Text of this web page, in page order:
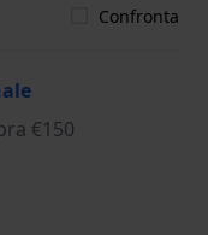
Confronta
€150